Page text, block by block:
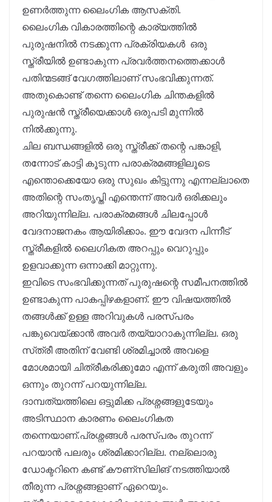
ഉണർത്തുന്ന ലൈംഗിക ആസക്തി.
ലൈംഗിക വികാരത്തിന്റെ കാര്യത്തിൽ
പുരുഷനിൽ നടക്കുന്ന പ്രക്രിയകൾ ഒരു
സ്ത്രീയിൽ ഉണ്ടാകുന്ന പ്രവർത്തനത്തെക്കാൾ
പതിന്മടങ്ങ് വേഗത്തിലാണ് സംഭവിക്കുന്നത്.
അതുകൊണ്ട് തന്നെ ലൈംഗിക ചിന്തകളിൽ
പുരുഷൻ സ്ത്രീയെക്കാൾ ഒരുപടി മുന്നിൽ
നിൽക്കുന്നു.
ചില ബന്ധങ്ങളിൽ ഒരു സ്ത്രീക്ക് തന്റെ പങ്കാളി,
തന്നോട് കാട്ടി കൂടുന്ന പരാക്രമങ്ങളിലൂടെ
എന്തൊക്കെയോ ഒരു സുഖം കിട്ടുന്നു എന്നല്ലാതെ
അതിന്റെ സംതൃപ്തി എന്തെന്ന് അവർ ഒരിക്കലും
അറിയുന്നില്ല. പരാക്രമങ്ങൾ ചിലപ്പോൾ
വേദനാജനകം ആയിരിക്കാം. ഈ വേദന പിന്നീട്
സ്ത്രീകളിൽ ലൈഗികത അറപ്പും വെറുപ്പും
ഉളവാക്കുന്ന ഒന്നാക്കി മാറ്റുന്നു.
ഇവിടെ സംഭവിക്കുന്നത് പുരുഷന്റെ സമീപനത്തിൽ
ഉണ്ടാകുന്ന പാകപ്പിഴകളാണ്. ഈ വിഷയത്തിൽ
തങ്ങൾക്ക് ഉള്ള അറിവുകൾ പരസ്പരം
പങ്കുവെയ്ക്കാൻ അവർ തയ്യാറാകുന്നില്ല. ഒരു
സ്‌ത്രീ അതിന് വേണ്ടി ശ്രമിച്ചാൽ അവളെ
മോശമായി ചിത്രീകരിക്കുമോ എന്ന് കരുതി അവളും
ഒന്നും തുറന്ന് പറയുന്നില്ല.
ദാമ്പത്യത്തിലെ ഒട്ടുമിക്ക പ്രശ്നങ്ങളുടേയും
അടിസ്ഥാന കാരണം ലൈംഗികത
തന്നെയാണ്.പ്രശ്നങ്ങൾ പരസ്പരം തുറന്ന്
പറയാൻ പലരും ശ്രമിക്കാറില്ല. നല്ലൊരു
ഡോക്ടറിനെ കണ്ട് കൗണ്സിലിങ് നടത്തിയാൽ
തീരുന്ന പ്രശ്നങ്ങളാണ് ഏറെയും.